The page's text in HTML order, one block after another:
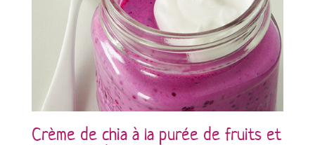
Crème de chia à la purée de fruits et